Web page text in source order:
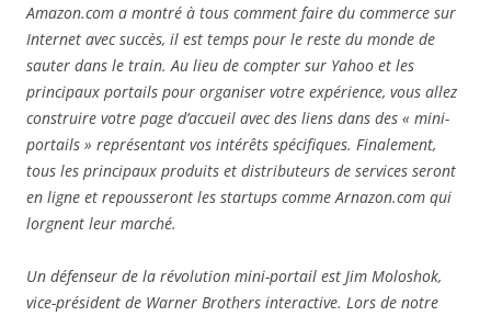
Amazon.com a montré à tous comment faire du commerce sur
Internet avec succès, il est temps pour le reste du monde de
sauter dans le train. Au lieu de compter sur Yahoo et les
principaux portails pour organiser votre expérience, vous allez
construire votre page d’accueil avec des liens dans des « mini-
portails » représentant vos intérêts spécifiques. Finalement,
tous les principaux produits et distributeurs de services seront
en ligne et repousseront les startups comme Arnazon.com qui
lorgnent leur marché.
Un défenseur de la révolution mini-portail est Jim Moloshok,
vice-président de Warner Brothers interactive. Lors de notre